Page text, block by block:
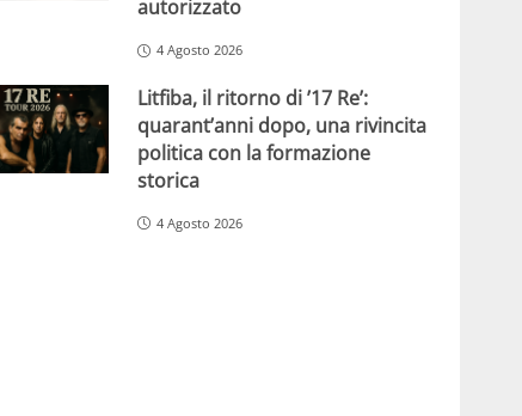
autorizzato
4 Agosto 2026
Litfiba, il ritorno di ’17 Re’:
quarant’anni dopo, una rivincita
politica con la formazione
storica
4 Agosto 2026